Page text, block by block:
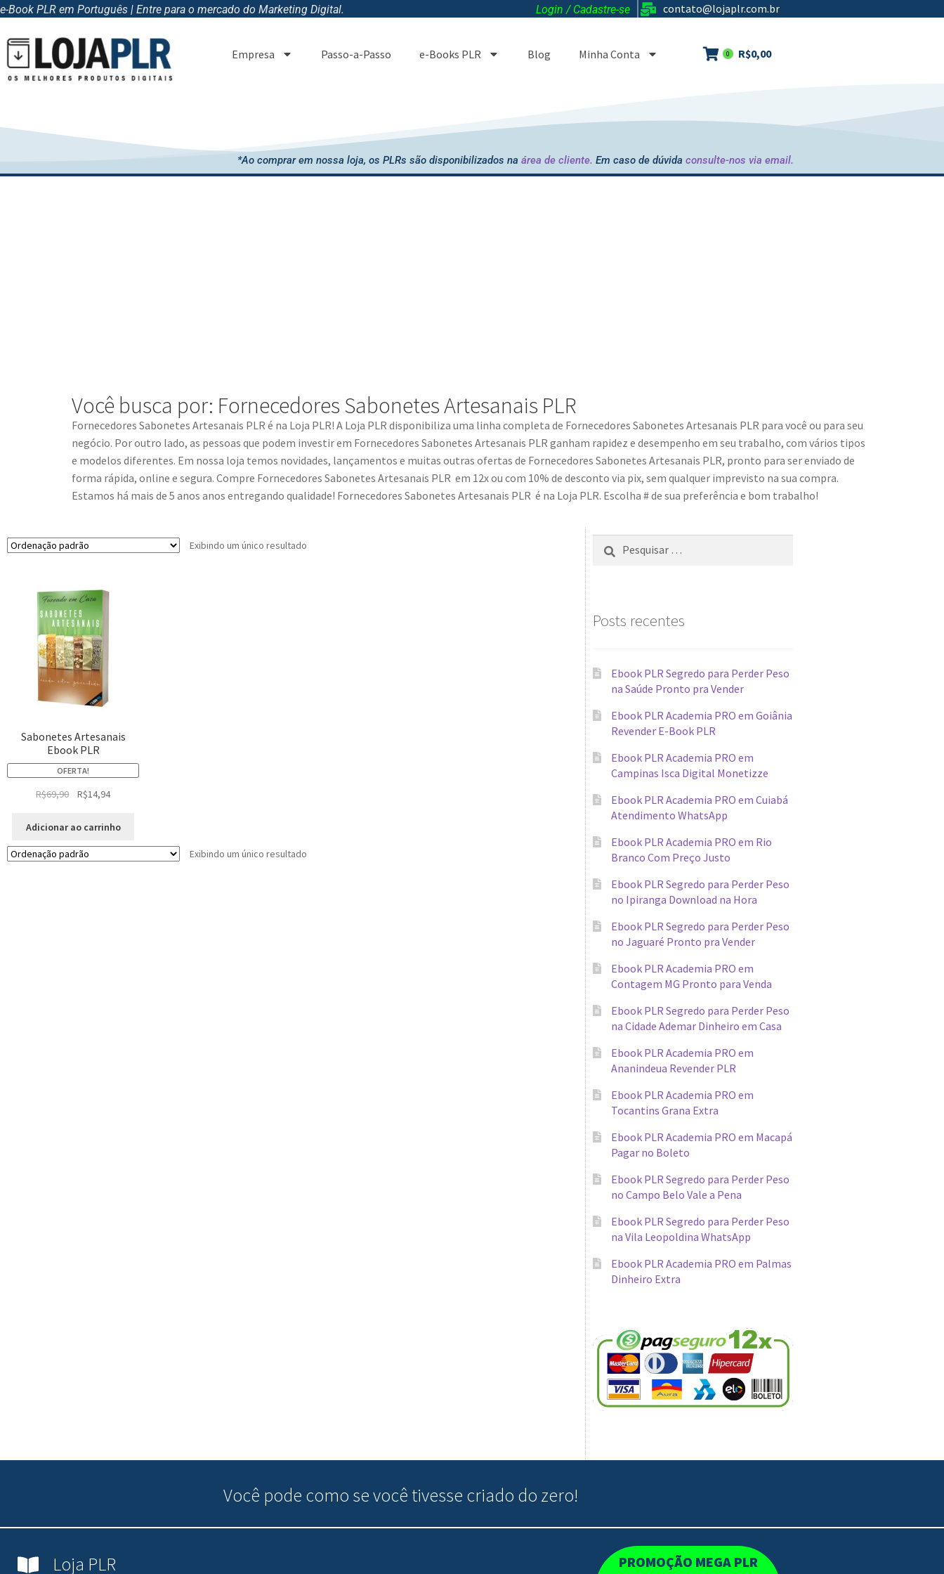
e-Book PLR em Português | Entre para o mercado do Marketing Digital. Login / Cadastre-se contato@lojaplr.com.br
Empresa Passo-a-Passo e-Books PLR Blog Minha Conta R$0,00
0
*Ao comprar em nossa loja, os PLRs são disponibilizados na área de cliente. Em caso de dúvida consulte-nos via email.
Você busca por: Fornecedores Sabonetes Artesanais PLR
Fornecedores Sabonetes Artesanais PLR é na Loja PLR! A Loja PLR disponibiliza uma linha completa de Fornecedores Sabonetes Artesanais PLR para você ou para seu
negócio. Por outro lado, as pessoas que podem investir em Fornecedores Sabonetes Artesanais PLR ganham rapidez e desempenho em seu trabalho, com vários tipos
e modelos diferentes. Em nossa loja temos novidades, lançamentos e muitas outras ofertas de Fornecedores Sabonetes Artesanais PLR, pronto para ser enviado de
forma rápida, online e segura. Compre Fornecedores Sabonetes Artesanais PLR em 12x ou com 10% de desconto via pix, sem qualquer imprevisto na sua compra.
Estamos há mais de 5 anos anos entregando qualidade! Fornecedores Sabonetes Artesanais PLR é na Loja PLR. Escolha # de sua preferência e bom trabalho!
Exibindo um único resultado
Sabonetes Artesanais
Ebook PLR
OFERTA!
R$69,90 R$14,94
Adicionar ao carrinho
Exibindo um único resultado
Posts recentes
Ebook PLR Segredo para Perder Peso
na Saúde Pronto pra Vender
Ebook PLR Academia PRO em Goiânia
Revender E-Book PLR
Ebook PLR Academia PRO em
Campinas Isca Digital Monetizze
Ebook PLR Academia PRO em Cuiabá
Atendimento WhatsApp
Ebook PLR Academia PRO em Rio
Branco Com Preço Justo
Ebook PLR Segredo para Perder Peso
no Ipiranga Download na Hora
Ebook PLR Segredo para Perder Peso
no Jaguaré Pronto pra Vender
Ebook PLR Academia PRO em
Contagem MG Pronto para Venda
Ebook PLR Segredo para Perder Peso
na Cidade Ademar Dinheiro em Casa
Ebook PLR Academia PRO em
Ananindeua Revender PLR
Ebook PLR Academia PRO em
Tocantins Grana Extra
Ebook PLR Academia PRO em Macapá
Pagar no Boleto
Ebook PLR Segredo para Perder Peso
no Campo Belo Vale a Pena
Ebook PLR Segredo para Perder Peso
na Vila Leopoldina WhatsApp
Ebook PLR Academia PRO em Palmas
Dinheiro Extra
Você pode como se você tivesse criado do zero!
Loja PLR PROMOÇÃO MEGA PLR